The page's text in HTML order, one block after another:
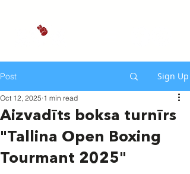
Post Sign Up
Aizvadīts boksa turnīrs
"Tallina Open Boxing
Tourmant 2025"
Oct 12, 2025 1 min read